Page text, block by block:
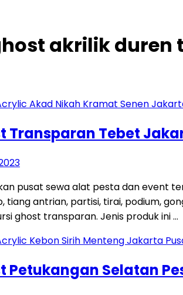
akrilik
Transparan Tebet
pusat sewa alat pesta dan event
tiang antrian, partisi, tirai, podium,
ghost transparan. Jenis produk ini …
Petukangan Selatan